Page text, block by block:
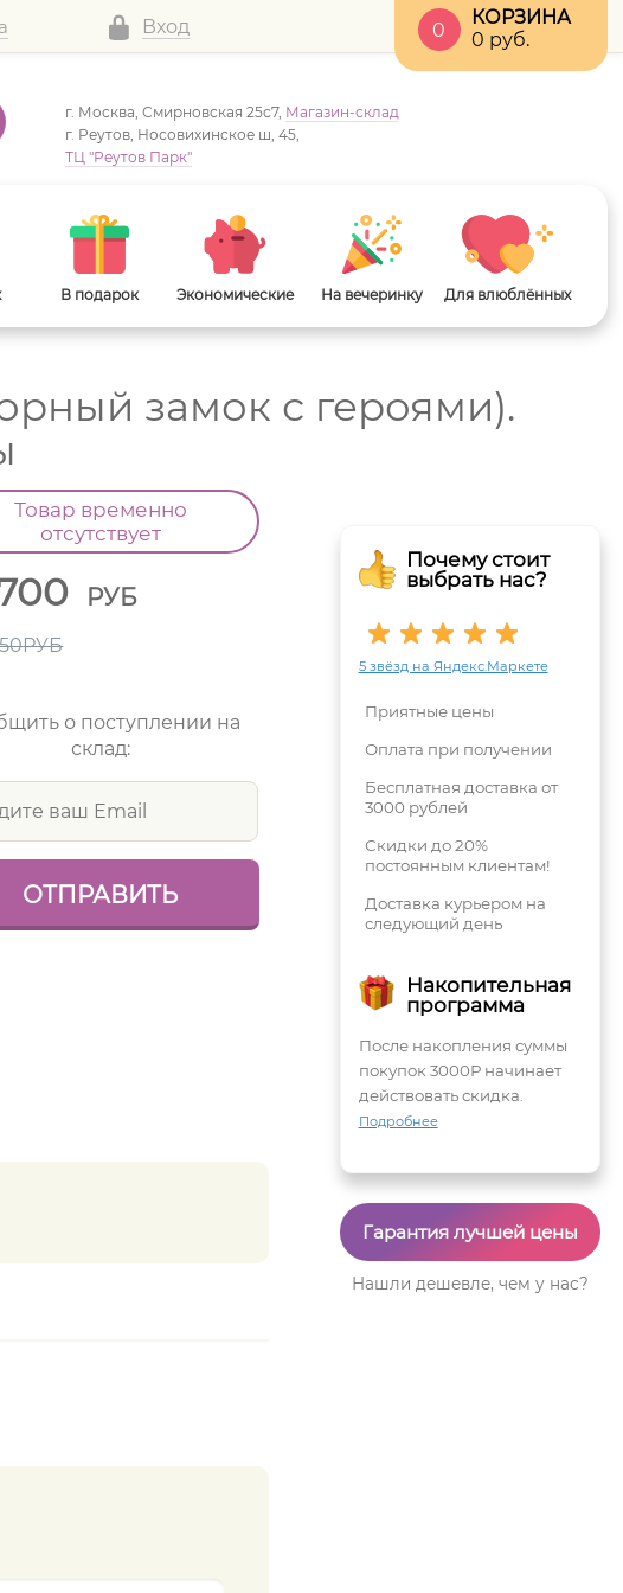
Вход
КОРЗИНА
0 руб.
0
г. Москва, Смирновская 25с7, Магазин-склад
г. Реутов, Носовихинское ш, 45,
ТЦ "Реутов Парк"
В подарок Экономические На вечеринку Для влюблённых
замок с героями).
Почему стоит
выбрать нас?
5 звёзд на Яндекс.Маркете
Приятные цены
Оплата при получении
Бесплатная доставка от
3000 рублей
Скидки до 20%
постоянным клиентам!
Доставка курьером на
следующий день
Накопительная
программа
После накопления суммы
покупок 3000Р начинает
действовать скидка.
Подробнее
Гарантия лучшей цены
Нашли дешевле, чем у нас?
Товар временно
отсутствует
РУБ
РУБ
о поступлении на
склад: